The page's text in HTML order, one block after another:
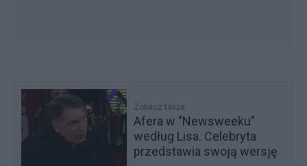
Zobacz także
Afera w "Newsweeku"
według Lisa. Celebryta
przedstawia swoją wersję